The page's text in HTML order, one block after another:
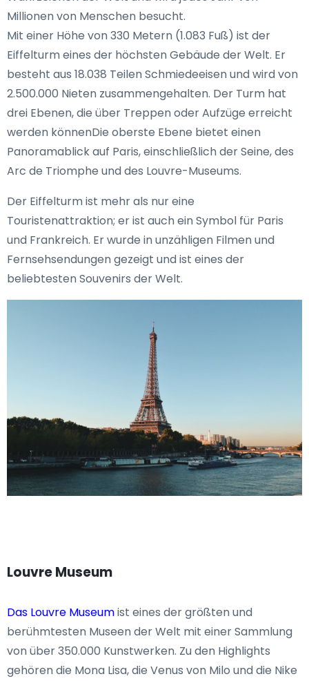
Millionen von Menschen besucht.
Mit einer Höhe von 330 Metern (1.083 Fuß) ist der
Eiffelturm eines der höchsten Gebäude der Welt. Er
besteht aus 18.038 Teilen Schmiedeeisen und wird von
2.500.000 Nieten zusammengehalten. Der Turm hat
drei Ebenen, die über Treppen oder Aufzüge erreicht
werden könnenDie oberste Ebene bietet einen
Panoramablick auf Paris, einschließlich der Seine, des
Arc de Triomphe und des Louvre-Museums.
Der Eiffelturm ist mehr als nur eine
Touristenattraktion; er ist auch ein Symbol für Paris
und Frankreich. Er wurde in unzähligen Filmen und
Fernsehsendungen gezeigt und ist eines der
beliebtesten Souvenirs der Welt.
Louvre Museum
Das Louvre Museumist eines der größten und
berühmtesten Museen der Welt mit einer Sammlung
von über 350.000 Kunstwerken. Zu den Highlights
gehören die Mona Lisa, die Venus von Milo und die Nike